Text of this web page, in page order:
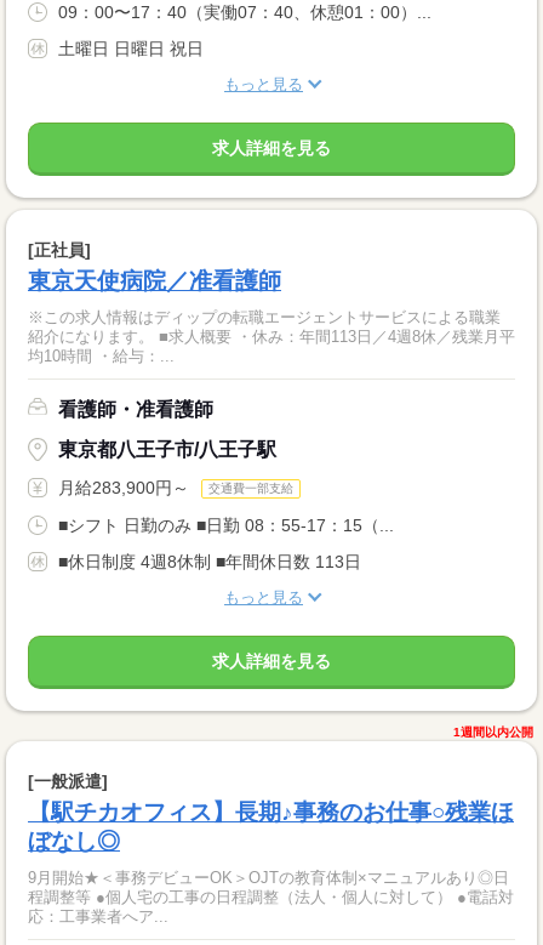
09：00〜17：40（実働07：40、休憩01：00）...
土曜日 日曜日 祝日
もっと見る
求人詳細を見る
[正社員]
東京天使病院／准看護師
※この求人情報はディップの転職エージェントサービスによる職業
紹介になります。 ■求人概要 ・休み：年間113日／4週8休／残業月平
均10時間 ・給与：...
看護師・准看護師
東京都八王子市/八王子駅
月給283,900円～ 交通費一部支給
■シフト 日勤のみ ■日勤 08：55-17：15（...
■休日制度 4週8休制 ■年間休日数 113日
もっと見る
求人詳細を見る
1週間以内公開
[一般派遣]
【駅チカオフィス】長期♪事務のお仕事○残業ほ
ぼなし◎
9月開始★＜事務デビューOK＞OJTの教育体制×マニュアルあり◎日
程調整等 ●個人宅の工事の日程調整（法人・個人に対して） ●電話対
応：工事業者へア...